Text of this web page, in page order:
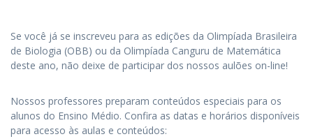
Se você já se inscreveu para as edições da Olimpíada Brasileira
de Biologia (OBB) ou da Olimpíada Canguru de Matemática
deste ano, não deixe de participar dos nossos aulões on-line!
Nossos professores preparam conteúdos especiais para os
alunos do Ensino Médio. Confira as datas e horários disponíveis
para acesso às aulas e conteúdos: